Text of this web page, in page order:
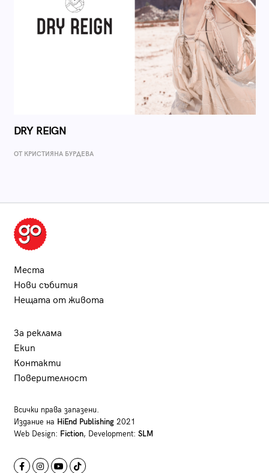
DRY REIGN
ОТ КРИСТИЯНА БУРДЕВА
Места
Нови събития
Нещата от живота
За реклама
Екип
Контакти
Поверителност
Всички права запазени.
Издание на HiEnd Publishing2021
Web Design: Fiction, Development: SLM